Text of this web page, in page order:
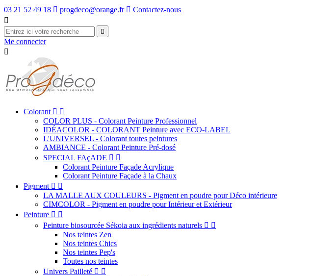
03 21 52 49 18  progdeco@orange.fr  Contactez-nous


Me connecter

Colorant  
COLOR PLUS - Colorant Peinture Professionnel
IDÉACOLOR - COLORANT Peinture avec ECO-LABEL
L'UNIVERSEL - Colorant toutes peintures
AMBIANCE - Colorant Peinture Pré-dosé
SPECIAL FAçADE  
Colorant Peinture Façade Acrylique
Colorant Peinture Façade à la Chaux
Pigment  
LA MALLE AUX COULEURS - Pigment en poudre pour Déco intérieure
CIMCOLOR - Pigment en poudre pour Intérieur et Extérieur
Peinture  
Peinture biosourcée Sékoia aux ingrédients naturels  
Nos teintes Zen
Nos teintes Chics
Nos teintes Pep's
Toutes nos teintes
Univers Pailleté  